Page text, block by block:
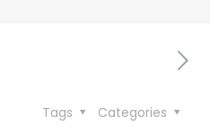
Categories
Tags